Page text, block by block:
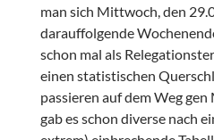
man sich Mittwoch, den
darauffolgende
schon mal als
einen statistischen
passieren auf dem Weg
gab es schon diverse nach